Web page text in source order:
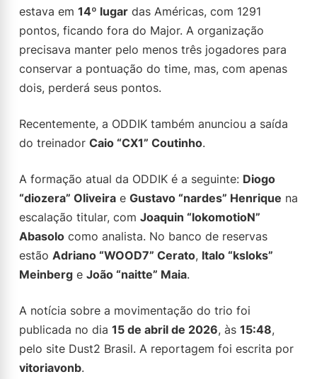
estava em 14º lugar das Américas, com 1291
pontos, ficando fora do Major. A organização
precisava manter pelo menos três jogadores para
conservar a pontuação do time, mas, com apenas
dois, perderá seus pontos.
Recentemente, a ODDIK também anunciou a saída
do treinador Caio “CX1” Coutinho.
A formação atual da ODDIK é a seguinte: Diogo
“diozera” Oliveira e Gustavo “nardes” Henrique na
escalação titular, com Joaquin “lokomotioN”
Abasolo como analista. No banco de reservas
estão Adriano “WOOD7” Cerato, Italo “ksloks”
Meinberg e João “naitte” Maia.
A notícia sobre a movimentação do trio foi
publicada no dia 15 de abril de 2026, às 15:48,
pelo site Dust2 Brasil. A reportagem foi escrita por
vitoriavonb.